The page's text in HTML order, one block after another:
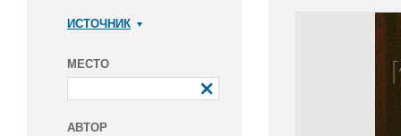
ИСТОЧНИК
МЕСТО
АВТОР